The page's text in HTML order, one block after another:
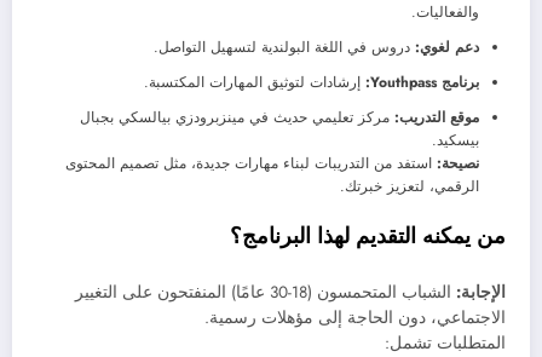
والفعاليات.
دعم لغوي: دروس في اللغة البولندية لتسهيل التواصل.
برنامج Youthpass:
إرشادات لتوثيق المهارات المكتسبة.
موقع التدريب: مركز تعليمي حديث في مينزبرودزي بيالسكي بجبال
بيسكيد.
نصيحة: استفد من التدريبات لبناء مهارات جديدة، مثل تصميم المحتوى
الرقمي، لتعزيز خبرتك.
من يمكنه التقديم لهذا البرنامج؟
الإجابة:
الشباب المتحمسون (18-30 عامًا) المنفتحون على التغيير
الاجتماعي، دون الحاجة إلى مؤهلات رسمية.
المتطلبات تشمل: